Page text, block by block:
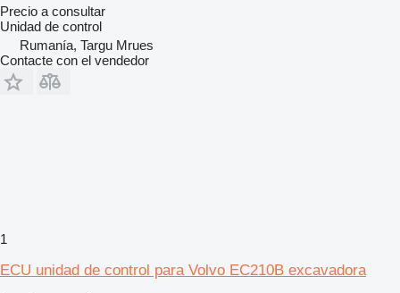
Precio a consultar
Unidad de control
Rumanía, Targu Mrues
Contacte con el vendedor
1
ECU unidad de control para Volvo EC210B excavadora